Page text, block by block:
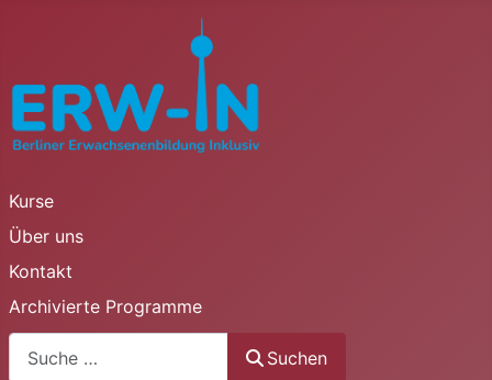
Kurse
Über uns
Kontakt
Archivierte Programme
Suchen